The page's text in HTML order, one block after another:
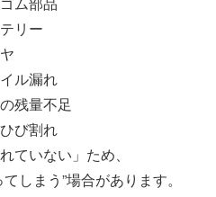
リー
ル漏れ
残量不足
び割れ
ていない」ため、
しまう”場合があります。